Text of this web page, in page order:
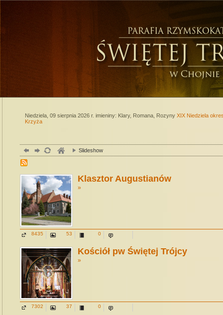
Niedziela, 09 sierpnia 2026 r. imieniny: Klary, Romana, Rozyny XIX Niedziela
Krzyża
Slideshow
Klasztor Augustianów
»
8435 53 0
Kościół pw Świętej Trójcy
»
7302 37 0